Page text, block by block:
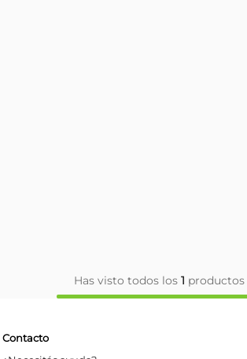
Has visto todos los1 productos
Contacto